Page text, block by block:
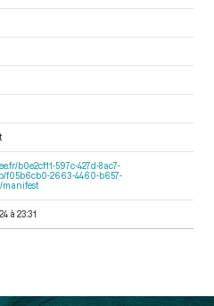
b0e2cf11-597c-427d-8ac7-
f05b6cb0-2663-4460-b657-
manifest
à 23:31